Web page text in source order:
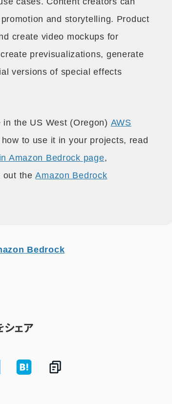
and storytelling. Product
create video mockups for
previsualizations, generate
versions of special effects
in the US West (Oregon) AWS
to use it in your projects, read
Amazon Bedrock page,
out theAmazon Bedrock
Bedrock
シェア